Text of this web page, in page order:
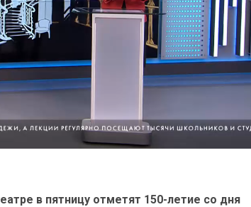
в пятницу отметят 150-летие со дня